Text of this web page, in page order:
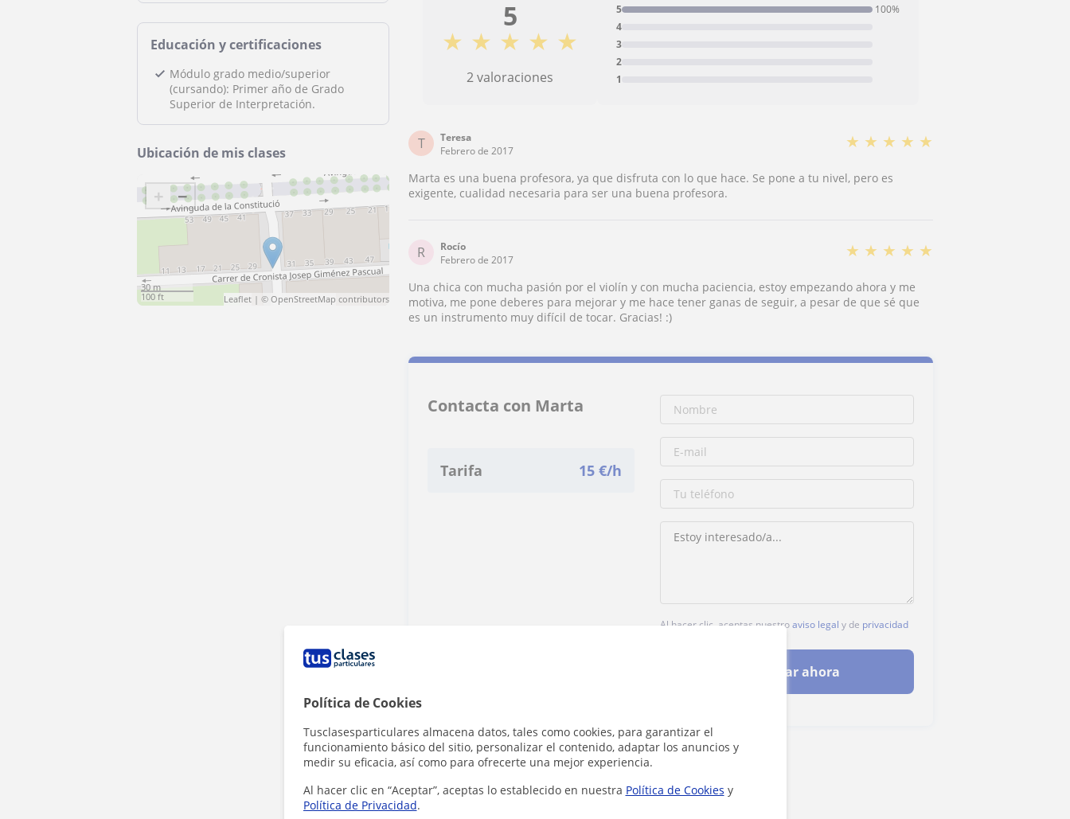
Política de Cookies
Tusclasesparticulares almacena datos, tales como cookies, para garantizar el
funcionamiento básico del sitio, personalizar el contenido, adaptar los anuncios y
medir su eficacia, así como para ofrecerte una mejor experiencia.
Al hacer clic en “Aceptar”, aceptas lo establecido en nuestra Política de Cookies y
Política de Privacidad.
Educación y certificaciones
Módulo grado medio/superior
(cursando): Primer año de Grado
Superior de Interpretación.
Ubicación de mis clases
+ −
30 m
100 ft
Leaflet | ©OpenStreetMap contributors
5
★ ★ ★ ★ ★
2 valoraciones 1
2
3
4
5 100%
T
Teresa
Febrero de 2017
★ ★ ★ ★ ★
Marta es una buena profesora, ya que disfruta con lo que hace. Se pone a tu nivel, pero es
exigente, cualidad necesaria para ser una buena profesora.
R
Rocío
Febrero de 2017
★ ★ ★ ★ ★
Una chica con mucha pasión por el violín y con mucha paciencia, estoy empezando ahora y me
motiva, me pone deberes para mejorar y me hace tener ganas de seguir, a pesar de que sé que
es un instrumento muy difícil de tocar. Gracias! :)
Contacta con Marta
Tarifa 15 €/h
Al hacer clic, aceptas nuestroaviso legal y de privacidad
Contactar ahora
Denunciar este perfil